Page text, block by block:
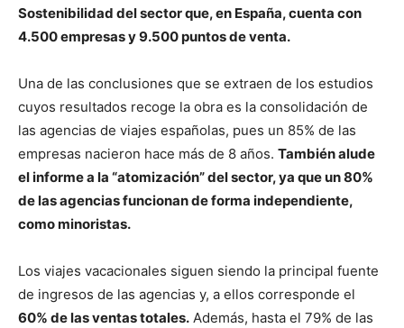
Sostenibilidad del sector que, en España, cuenta con
4.500 empresas y 9.500 puntos de venta.
Una de las conclusiones que se extraen de los estudios
cuyos resultados recoge la obra es la consolidación de
las agencias de viajes españolas, pues un 85% de las
empresas nacieron hace más de 8 años. También alude
el informe a la “atomización” del sector, ya que un 80%
de las agencias funcionan de forma independiente,
como minoristas.
Los viajes vacacionales siguen siendo la principal fuente
de ingresos de las agencias y, a ellos corresponde el
60% de las ventas totales. Además, hasta el 79% de las